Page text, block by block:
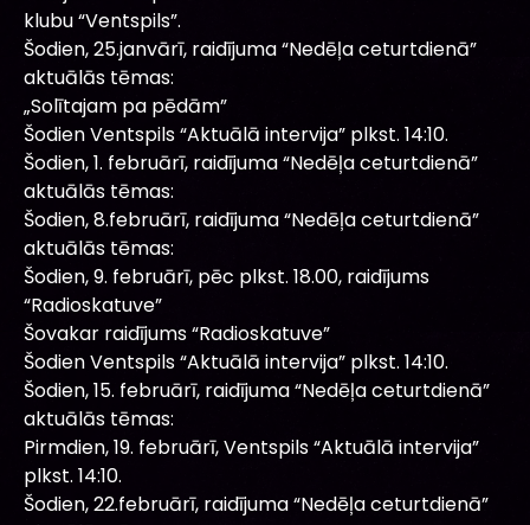
klubu “Ventspils”.
Šodien, 25.janvārī, raidījuma “Nedēļa ceturtdienā”
aktuālās tēmas:
„Solītajam pa pēdām”
Šodien Ventspils “Aktuālā intervija” plkst. 14:10.
Šodien, 1. februārī, raidījuma “Nedēļa ceturtdienā”
aktuālās tēmas:
Šodien, 8.februārī, raidījuma “Nedēļa ceturtdienā”
aktuālās tēmas:
Šodien, 9. februārī, pēc plkst. 18.00, raidījums
“Radioskatuve”
Šovakar raidījums “Radioskatuve”
Šodien Ventspils “Aktuālā intervija” plkst. 14:10.
Šodien, 15. februārī, raidījuma “Nedēļa ceturtdienā”
aktuālās tēmas:
Pirmdien, 19. februārī, Ventspils “Aktuālā intervija”
plkst. 14:10.
Šodien, 22.februārī, raidījuma “Nedēļa ceturtdienā”